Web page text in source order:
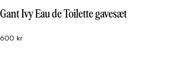
Gant Ivy Eau de Toilette gavesæt
600 kr